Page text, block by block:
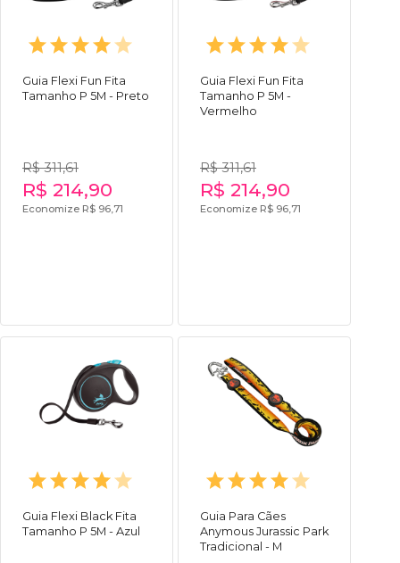
Guia Flexi Fun Fita
Tamanho P 5M - Preto
R$ 311,61
R$ 214,90
Economize R$ 96,71
Guia Flexi Fun Fita
Tamanho P 5M -
Vermelho
R$ 311,61
R$ 214,90
Economize R$ 96,71
Guia Flexi Black Fita
Tamanho P 5M - Azul
Guia Para Cães
Anymous Jurassic Park
Tradicional - M